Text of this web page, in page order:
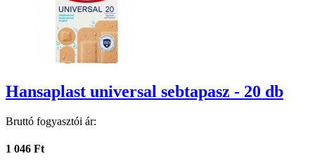
Hansaplast universal sebtapasz - 20 db
Bruttó fogyasztói ár:
1 046 Ft